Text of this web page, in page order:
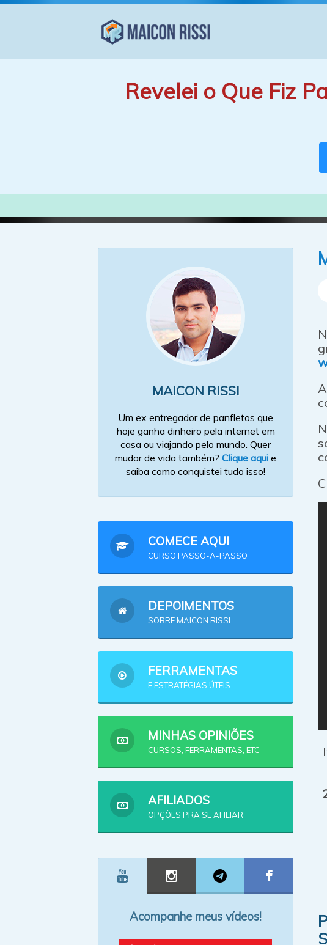
Revelei o Que Fiz
MAICON RISSI
Um ex entregador de panfletos que
hoje ganha dinheiro pela internet em
casa ou viajando pelo mundo. Quer
mudar de vida também? Clique aqui e
saiba como conquistei tudo isso!
COMECE AQUI
CURSO PASSO-A-PASSO
DEPOIMENTOS
SOBRE MAICON RISSI
FERRAMENTAS
E ESTRATÉGIAS ÚTEIS
MINHAS OPINIÕES
CURSOS, FERRAMENTAS, ETC
AFILIADOS
OPÇÕES PRA SE AFILIAR
Acompanhe meus vídeos!